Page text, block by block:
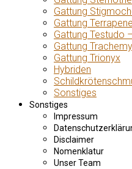
Gattung
Gattung
Gattung Testudo
Gattung
Gattung Trionyx
Hybriden
Sonstiges
Sonstiges
Impressum
Disclaimer
Nomenklatur
Unser Team